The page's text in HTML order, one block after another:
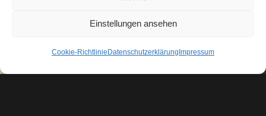
Einstellungen ansehen
Cookie-RichtlinieDatenschutzerklärungImpressum
„Der ist kein Narr, der aufgibt, was er